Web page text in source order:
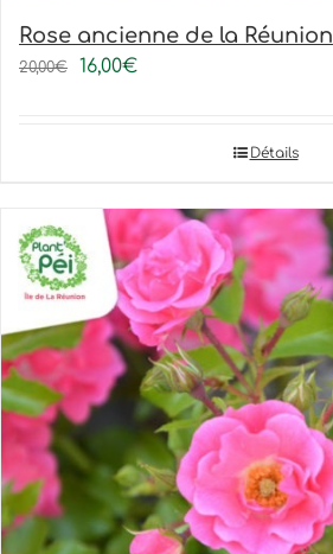
Rose ancienne de la Réunion
20,00€ 16,00€
Détails